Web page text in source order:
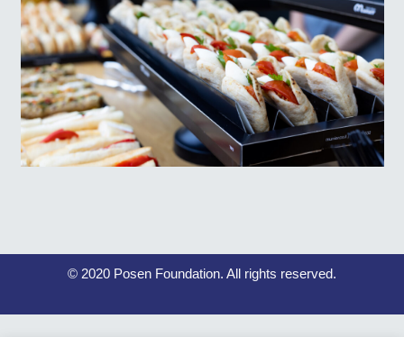
© 2020 Posen Foundation. All rights reserved.